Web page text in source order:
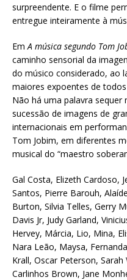
surpreendente. E o filme
entregue inteiramente à
Em A música segundo Tom
caminho sensorial da
do músico considerado, ao
maiores expoentes de
Não há uma palavra sequer
sucessão de imagens de
internacionais em
Tom Jobim, em diferentes
musical do “maestro
Gal Costa, Elizeth Cardoso,
Santos, Pierre Barouh,
Burton, Silvia Telles, Gerry
Davis Jr, Judy Garland,
Hervey, Márcia, Lio, Mina,
Nara Leão, Maysa,
Krall, Oscar Peterson, Sarah
Carlinhos Brown, Jane